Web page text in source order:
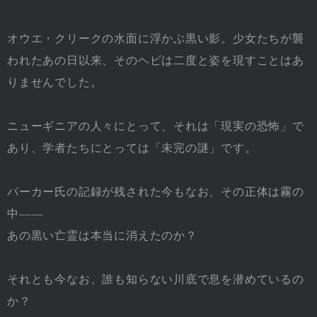
オウエ・クリークの水面に浮かぶ黒い影。少女たちが襲
われたあの日以来、そのヘビは二度と姿を現すことはあ
りませんでした。
ニューギニアの人々にとって、それは「現実の恐怖」で
あり、学者たちにとっては「未完の謎」です。
パーカー氏の記録が残された今もなお、その正体は霧の
中――
あの黒い亡霊は本当に消えたのか？
それとも今なお、誰も知らない川底で息を潜めているの
か？